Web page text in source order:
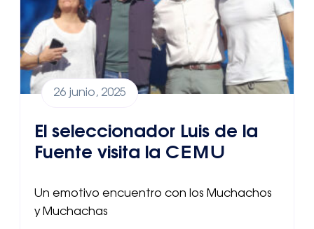
26 junio, 2025
El seleccionador Luis de la
Fuente visita la CEMU
Un emotivo encuentro con los Muchachos
y Muchachas